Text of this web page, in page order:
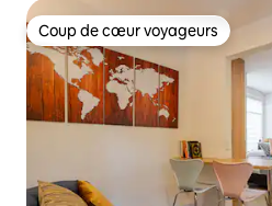
Coup de cœur voyageurs
Coup de cœur voyageurs